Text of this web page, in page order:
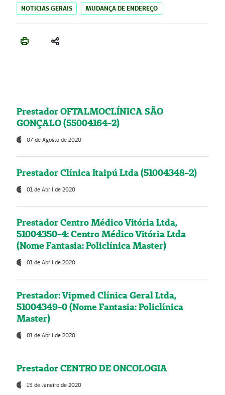
NOTICIAS GERAIS MUDANÇA DE ENDEREÇO
Prestador OFTALMOCLÍNICA SÃO
GONÇALO (55004164-2)
07 de Agosto de 2020
Prestador Clínica Itaipú Ltda (51004348-2)
01 de Abril de 2020
Prestador Centro Médico Vitória Ltda,
51004350-4: Centro Médico Vitória Ltda
(Nome Fantasia: Policlínica Master)
01 de Abril de 2020
Prestador: Vipmed Clínica Geral Ltda,
51004349-0 (Nome Fantasia: Policlínica
Master)
01 de Abril de 2020
Prestador CENTRO DE ONCOLOGIA
15 de Janeiro de 2020